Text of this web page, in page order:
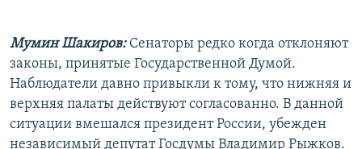
Мумин Шакиров: Сенаторы редко когда отклоняют
законы, принятые Государственной Думой.
Наблюдатели давно привыкли к тому, что нижняя и
верхняя палаты действуют согласованно. В данной
ситуации вмешался президент России, убежден
независимый депутат Госдумы Владимир Рыжков.